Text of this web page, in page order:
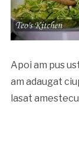
Apoi am pus
am adaugat
lasat